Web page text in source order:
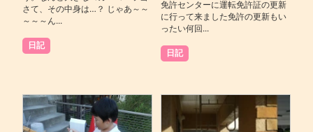
さて、その中身は…？ じゃあ～～
～～～ん...
日記
免許センターに運転免許証の更新
に行って来ました免許の更新もい
ったい何回...
日記